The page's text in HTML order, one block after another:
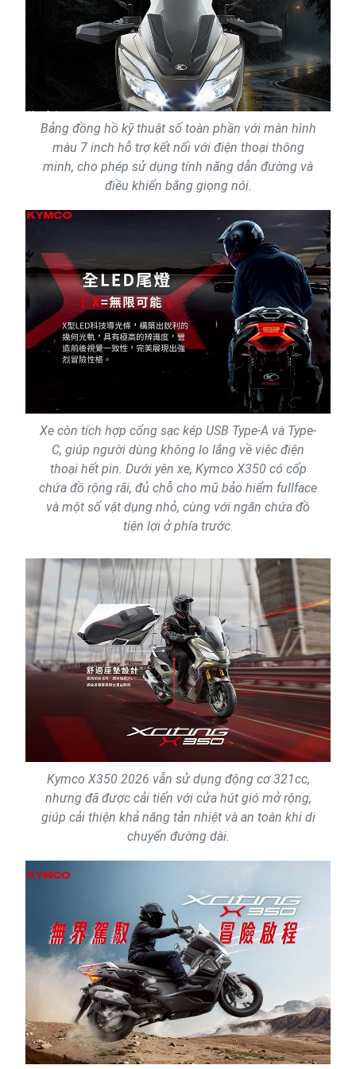
Bảng đồng hồ kỹ thuật số toàn phần với màn hình
màu 7 inch hỗ trợ kết nối với điện thoại thông
minh, cho phép sử dụng tính năng dẫn đường và
điều khiển bằng giọng nói.
Xe còn tích hợp cổng sạc kép USB Type-A và Type-
C, giúp người dùng không lo lắng về việc điện
thoại hết pin. Dưới yên xe, Kymco X350 có cốp
chứa đồ rộng rãi, đủ chỗ cho mũ bảo hiểm fullface
và một số vật dụng nhỏ, cùng với ngăn chứa đồ
tiện lợi ở phía trước.
Kymco X350 2026 vẫn sử dụng động cơ 321cc,
nhưng đã được cải tiến với cửa hút gió mở rộng,
giúp cải thiện khả năng tản nhiệt và an toàn khi di
chuyển đường dài.